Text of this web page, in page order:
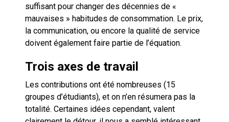
suffisant pour changer des décennies de «
mauvaises » habitudes de consommation. Le prix,
la communication, ou encore la qualité de service
doivent également faire partie de l’équation.
Trois axes de travail
Les contributions ont été nombreuses (15
groupes d’étudiants), et on n’en résumera pas la
totalité. Certaines idées cependant, valent